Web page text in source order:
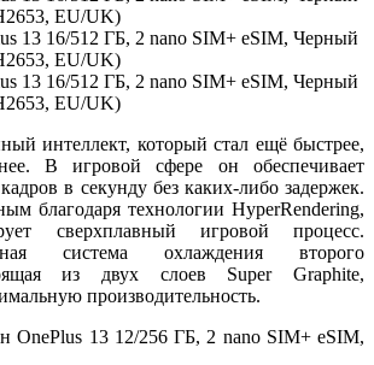
интеллект, который стал ещё быстрее,
В игровой сфере он обеспечивает
в секунду без каких-либо задержек.
благодаря технологии HyperRendering,
сверхплавный игровой процесс.
система охлаждения второго
из двух слоев Super Graphite,
производительность.